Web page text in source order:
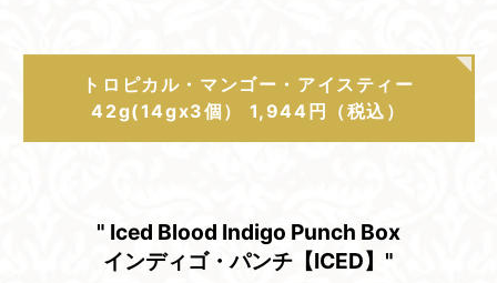
トロピカル・マンゴー・アイスティー
42g(14gx3個） 1,944円（税込）
" Iced Blood Indigo Punch Box
インディゴ・パンチ【ICED】"